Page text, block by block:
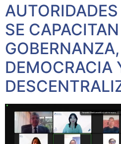
SE
GOBERNANZA,
DEMOCRACIA